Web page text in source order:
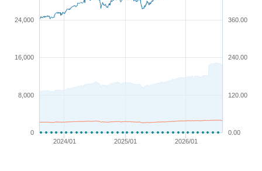
2024/01 2025/01 2026/01
0
16,000
8,000
24,000
0.00
120.00
240.00
360.00